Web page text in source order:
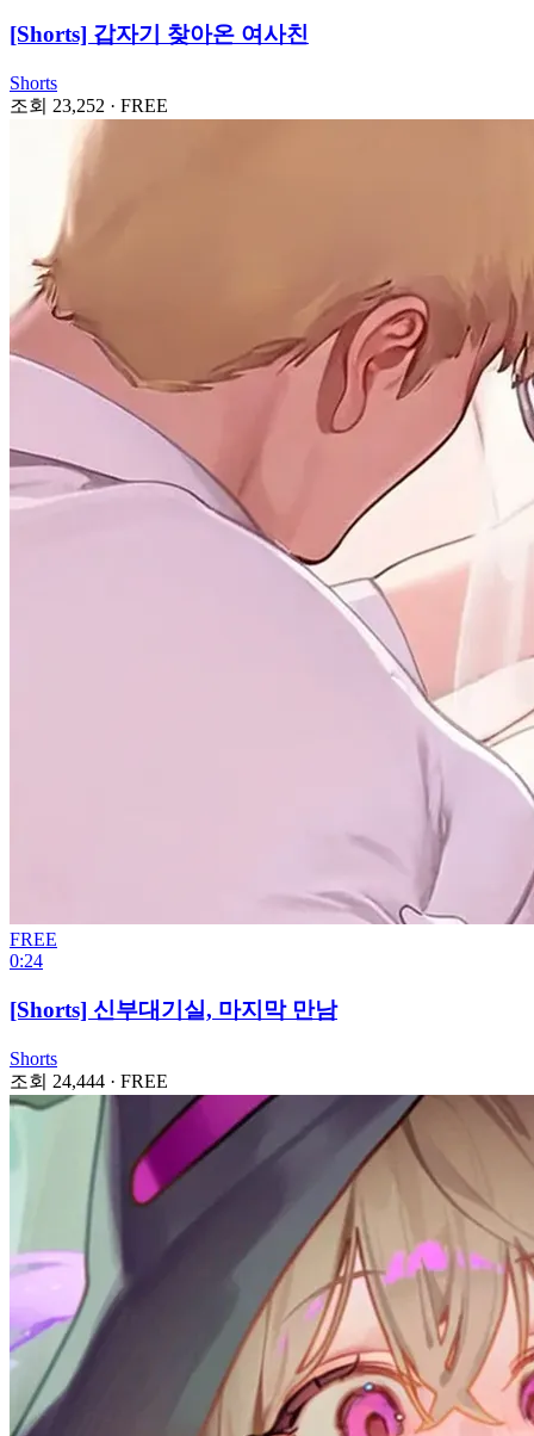
[Shorts] 갑자기 찾아온 여사친
Shorts
조회 23,252 · FREE
FREE
0:24
[Shorts] 신부대기실, 마지막 만남
Shorts
조회 24,444 · FREE